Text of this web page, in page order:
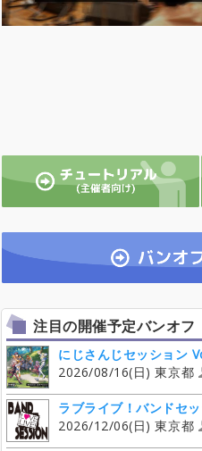
注目の開催予定バンオフ
にじさんじセッション
2026/08/16(日) 東京都
ラブライブ！バンドセ
2026/12/06(日) 東京都